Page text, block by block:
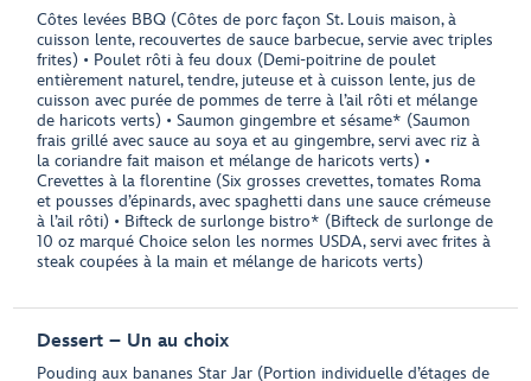
Côtes levées BBQ (Côtes de porc façon St. Louis maison, à
cuisson lente, recouvertes de sauce barbecue, servie avec triples
frites) • Poulet rôti à feu doux (Demi-poitrine de poulet
entièrement naturel, tendre, juteuse et à cuisson lente, jus de
cuisson avec purée de pommes de terre à l’ail rôti et mélange
de haricots verts) • Saumon gingembre et sésame* (Saumon
frais grillé avec sauce au soya et au gingembre, servi avec riz à
la coriandre fait maison et mélange de haricots verts) •
Crevettes à la florentine (Six grosses crevettes, tomates Roma
et pousses d’épinards, avec spaghetti dans une sauce crémeuse
à l’ail rôti) • Bifteck de surlonge bistro* (Bifteck de surlonge de
10 oz marqué Choice selon les normes USDA, servi avec frites à
steak coupées à la main et mélange de haricots verts)
Dessert – Un au choix
Pouding aux bananes Star Jar (Portion individuelle d’étages de